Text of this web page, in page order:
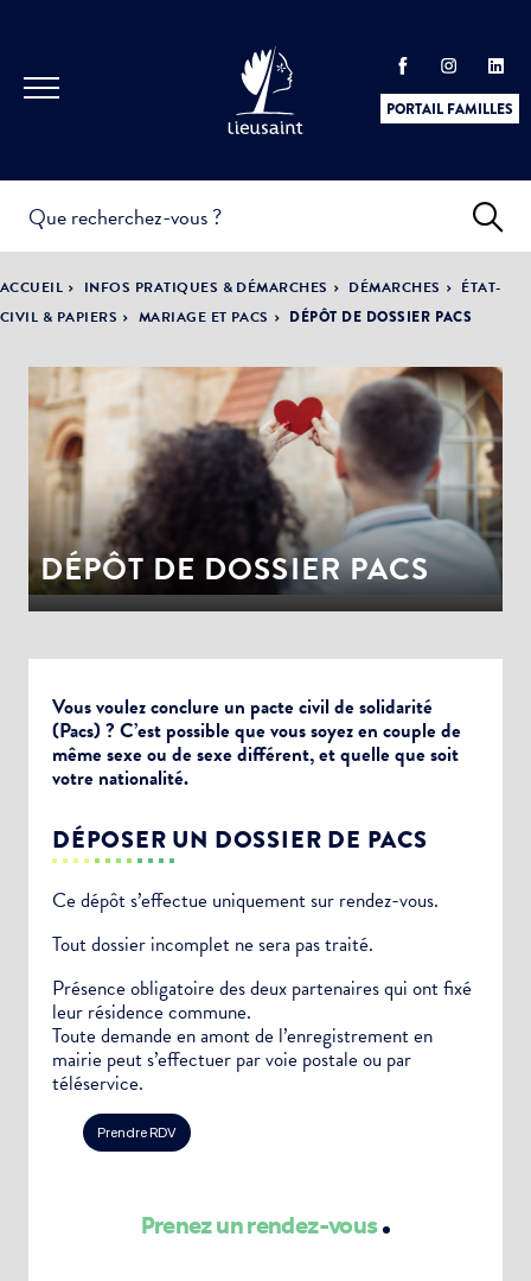
PORTAIL FAMILLES
PRATIQUES &
DÉMARCHES
ACTUALITÉS &
ÉVÈNEMENTS
LA VILLE
DÉMOCRATIE
PARTICIPATIVE
ACCUEIL INFOS PRATIQUES & DÉMARCHES DÉMARCHES
ÉTAT-
CIVIL & PAPIERS
MARIAGE ET PACS DÉPÔT DE DOSSIER PACS
DÉPÔT DE DOSSIER PACS
Vous voulez conclure un pacte civil de solidarité
(Pacs) ? C’est possible que vous soyez en couple de
même sexe ou de sexe différent, et quelle que soit
votre nationalité.
DÉPOSER UN DOSSIER DE PACS
Ce dépôt s’effectue uniquement sur rendez-vous.
Tout dossier incomplet ne sera pas traité.
Présence obligatoire des deux partenaires qui ont fixé
leur résidence commune.
Toute demande en amont de l’enregistrement en
mairie peut s’effectuer par voie postale ou par
téléservice.